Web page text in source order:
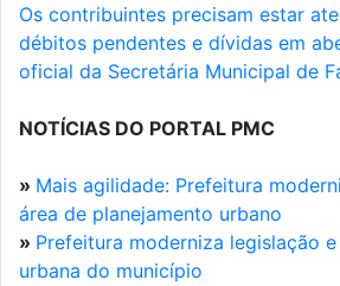
Os contribuintes precisam estar
débitos pendentes e dívidas em
oficial da Secretária Municipal de
NOTÍCIAS DO PORTAL PMC
» Mais agilidade: Prefeitura
área de planejamento urbano
» Prefeitura moderniza legislação
urbana do município